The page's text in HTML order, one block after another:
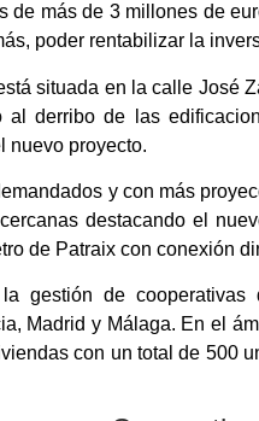
de más de 3 millones de
poder rentabilizar la
situada en la calle José
al derribo de las
nuevo proyecto.
y con más
destacando el
de Patraix con conexión
gestión de
Madrid y Málaga. En el
con un total de 500